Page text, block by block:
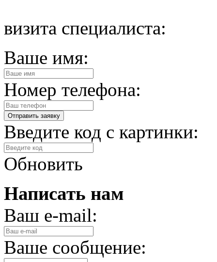
визита специалиста:
Ваше имя:
Номер телефона:
Введите код с картинки:
Обновить
Написать нам
Ваш e-mail:
Ваше сообщение: